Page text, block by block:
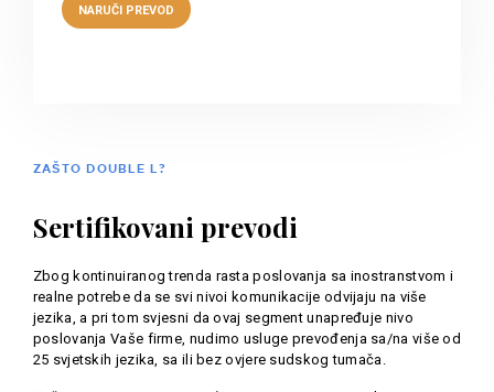
ZAŠTO DOUBLE L?
Sertifikovani prevodi
Zbog kontinuiranog trenda rasta poslovanja sa inostranstvom i
realne potrebe da se svi nivoi komunikacije odvijaju na više
jezika, a pri tom svjesni da ovaj segment unapređuje nivo
poslovanja Vaše firme, nudimo usluge prevođenja sa/na više od
25 svjetskih jezika, sa ili bez ovjere sudskog tumača.